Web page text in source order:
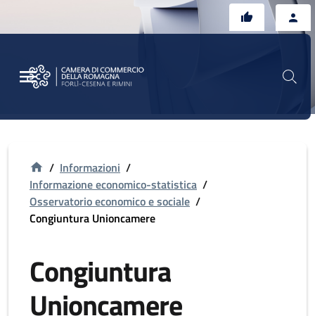
/ Informazioni /
Informazione economico-statistica /
Osservatorio economico e sociale /
Congiuntura Unioncamere
Congiuntura
Unioncamere